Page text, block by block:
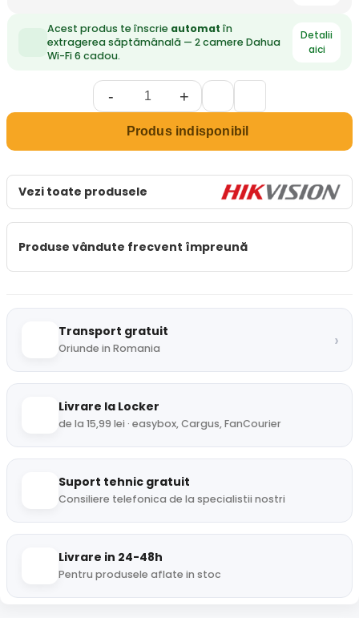
Acest produs te înscrie automat în
extragerea săptămânală — 2 camere Dahua
Wi-Fi 6 cadou.
Detalii
aici
- +
Produs indisponibil
Vezi toate produsele
Produse vândute frecvent împreună
Transport gratuit
Oriunde in Romania ›
Livrare la Locker
de la 15,99 lei · easybox, Cargus, FanCourier
Suport tehnic gratuit
Consiliere telefonica de la specialistii nostri
Livrare in 24-48h
Pentru produsele aflate in stoc